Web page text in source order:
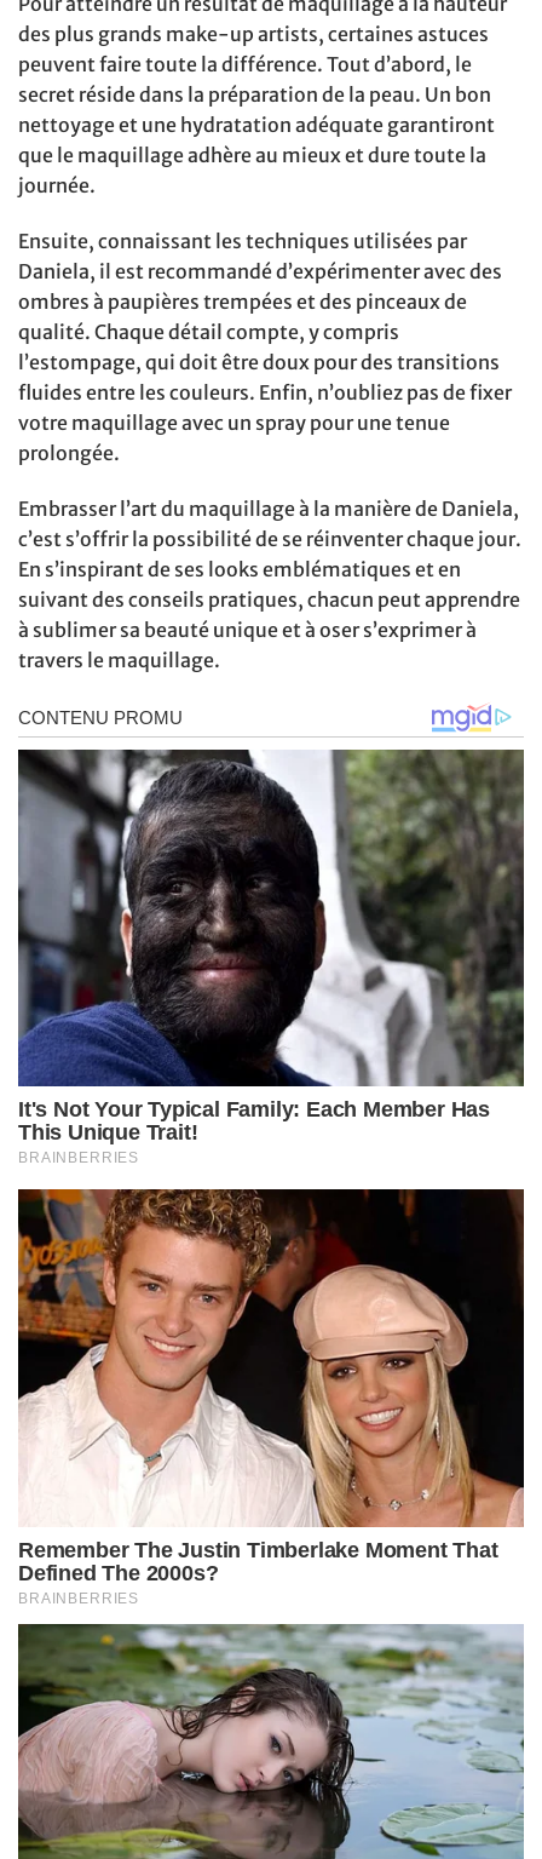
des plus grands make-up artists, certaines astuces
peuvent faire toute la différence. Tout d’abord, le
secret réside dans la préparation de la peau. Un bon
nettoyage et une hydratation adéquate garantiront
que le maquillage adhère au mieux et dure toute la
journée.
Ensuite, connaissant les techniques utilisées par
Daniela, il est recommandé d’expérimenter avec des
ombres à paupières trempées et des pinceaux de
qualité. Chaque détail compte, y compris
l’estompage, qui doit être doux pour des transitions
fluides entre les couleurs. Enfin, n’oubliez pas de fixer
votre maquillage avec un spray pour une tenue
prolongée.
Embrasser l’art du maquillage à la manière de Daniela,
c’est s’offrir la possibilité de se réinventer chaque jour.
En s’inspirant de ses looks emblématiques et en
suivant des conseils pratiques, chacun peut apprendre
à sublimer sa beauté unique et à oser s’exprimer à
travers le maquillage.